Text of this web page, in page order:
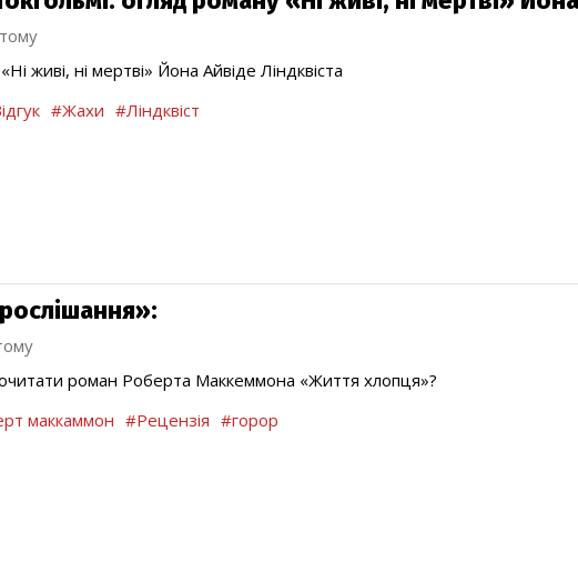
живі, ні мертві» Йона Айвіде Ліндквіста
#Жахи #Ліндквіст
роман Роберта Маккеммона «Життя хлопця»?
маккаммон #Рецензія #горор